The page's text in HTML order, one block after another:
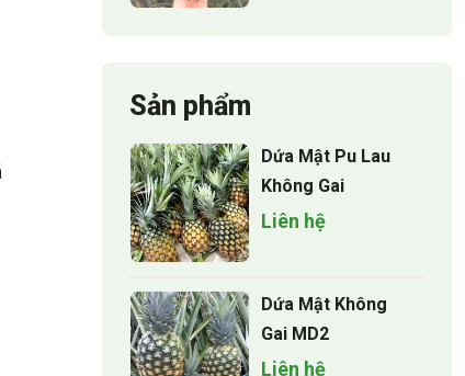
Sản phẩm
Dứa Mật Pu Lau
Không Gai
Liên hệ
Dứa Mật Không
Gai MD2
Liên hệ